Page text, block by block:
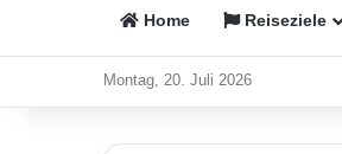
Home Reiseziele
Montag, 20. Juli 2026